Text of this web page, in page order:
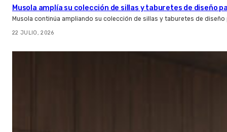
Musola amplía su colección de sillas y taburetes de diseño
Musola continúa ampliando su colección de sillas y taburetes de
22 JULIO, 2026